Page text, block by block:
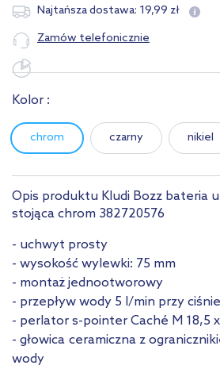
Najtańsza dostawa: 19,99 zł
Zamów telefonicznie
Kolor :
chrom czarny nikiel
Opis produktu Kludi Bozz bateria
stojąca chrom 382720576
- uchwyt prosty
- wysokość wylewki: 75 mm
- montaż jednootworowy
- przepływ wody 5 l/min przy
- perlator s-pointer Caché M 18,5 x
- głowica ceramiczna z
wody